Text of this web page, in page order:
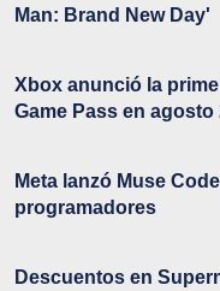
Man: Brand New Day'
Xbox anunció la
Game Pass en agosto
Meta lanzó Muse
programadores
Descuentos en